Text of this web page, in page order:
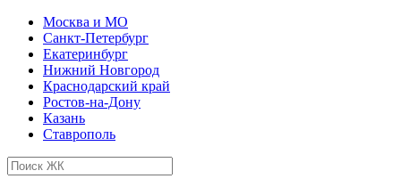
Москва и МО
Санкт-Петербург
Екатеринбург
Нижний Новгород
Краснодарский край
Ростов-на-Дону
Казань
Ставрополь